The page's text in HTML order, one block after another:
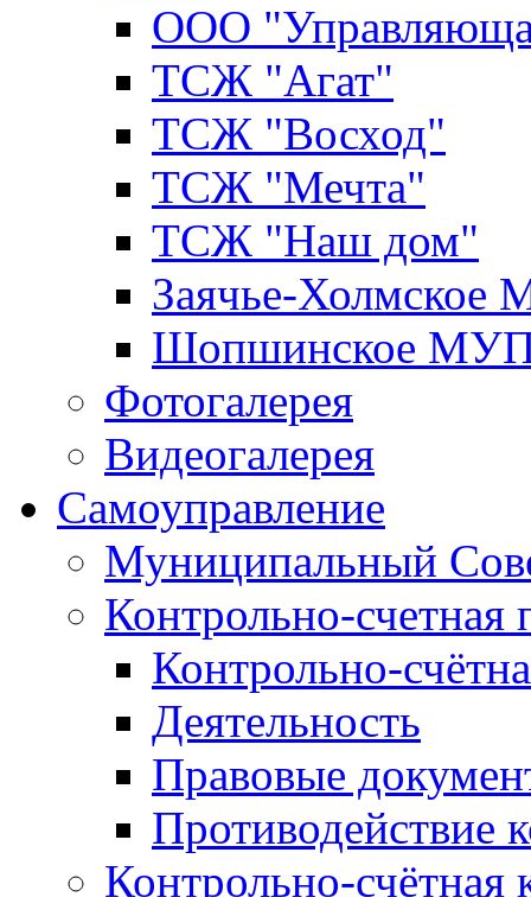
ООО
ТСЖ "Агат"
ТСЖ "Восход"
ТСЖ "Мечта"
ТСЖ "Наш дом"
Заячье-
Шопшинское
Фотогалерея
Видеогалерея
Самоуправление
Муниципальный
Контрольно-счетная
Контрольно-
Деятельность
Правовые
Противодействие
Контрольно-счётная